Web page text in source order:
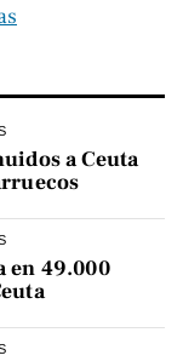
a Ceuta
en 49.000